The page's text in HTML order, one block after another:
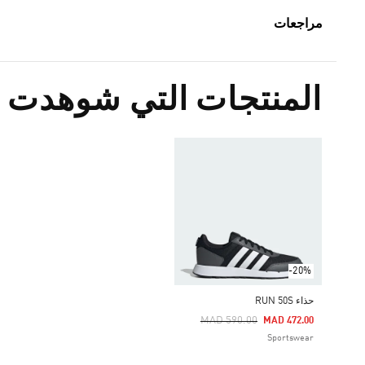
مراجعات
المنتجات التي شوهدت
-20%
حذاء RUN 50S
Price Reduced From
MAD 590.00
To MAD 472.00
Sportswear